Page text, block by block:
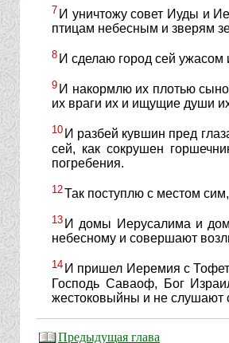
7 И уничтожу совет Иуды и
птицам небесным и зверям
8 И сделаю город сей ужасом
9 И накормлю их плотью
их враги их и ищущие души
10 И разбей кувшин пред
сей, как сокрушен
погребения.
12Так поступлю с местом
13 И домы Иерусалима и
небесному и совершают
14 И пришел Иеремия с
Господь Саваоф, Бог
жестоковыйны и не слушают
Предыдущая глава